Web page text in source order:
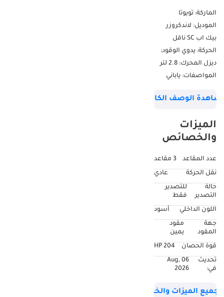
الماركة: تويوتا
الموديل: لاندكروزر
بيك اب SC ناقل
الحركة: يدوي الوقود:
ديزل المحرك: 2.8 لتر
المواصفات: ياباني
2025 اللون: أبيض
يمين
الوصف الكامل
الميزات
والخصائص
عدد المقاعد
3 مقاعد
نقل الحركة
عادي
حالة
التصدير
للتصدير
فقط
اللون الداخلي
أسود
جهة
المقود
مقود
يمين
قوة الحصان
204 HP
تحديث
في:
06 Aug,
2026
جميع الميزات والخصائص